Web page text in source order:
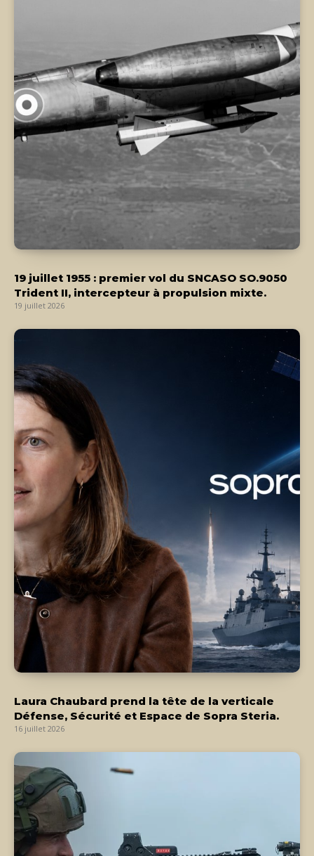
19 juillet 1955 : premier vol du SNCASO SO.9050
Trident II, intercepteur à propulsion mixte.
19 juillet 2026
Laura Chaubard prend la tête de la verticale
Défense, Sécurité et Espace de Sopra Steria.
16 juillet 2026